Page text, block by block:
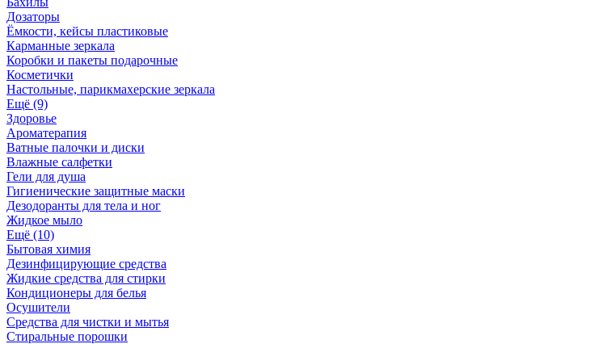
Дозаторы
Ёмкости, кейсы пластиковые
Карманные зеркала
Коробки и пакеты подарочные
Косметички
Настольные, парикмахерские зеркала
Ещё (9)
Здоровье
Ароматерапия
Ватные палочки и диски
Влажные салфетки
Гели для душа
Гигиенические защитные маски
Дезодоранты для тела и ног
Жидкое мыло
Ещё (10)
Бытовая химия
Дезинфицирующие средства
Жидкие средства для стирки
Кондиционеры для белья
Осушители
Средства для чистки и мытья
Стиральные порошки